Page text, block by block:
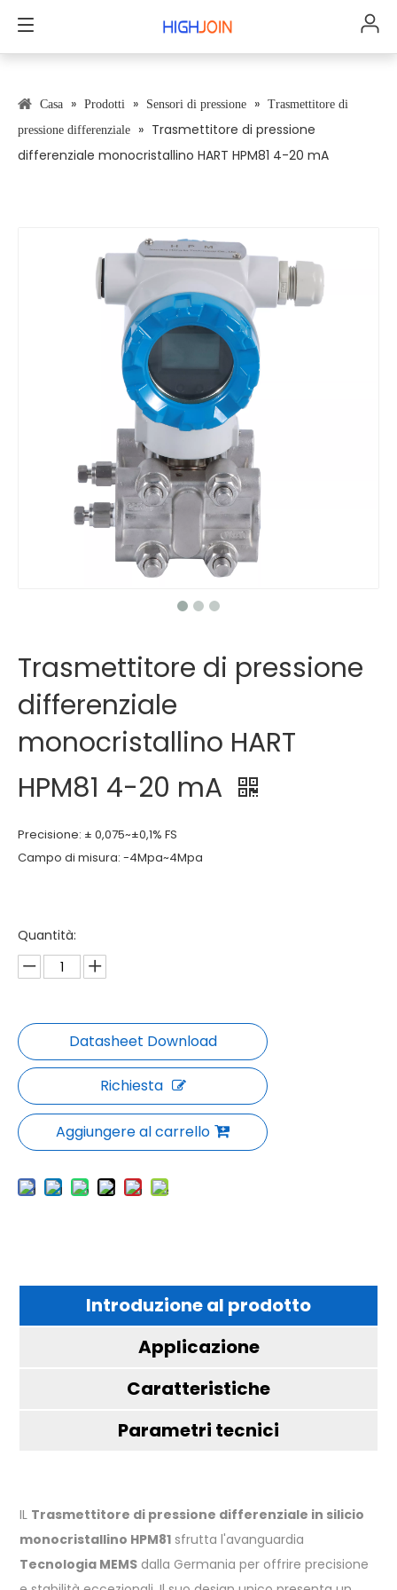
Casa » Prodotti » Sensori di pressione » Trasmettitore di
pressione differenziale
» Trasmettitore di pressione
differenziale monocristallino HART HPM81 4-20 mA
Trasmettitore di pressione
differenziale
monocristallino HART
HPM81 4-20 mA
Precisione: ± 0,075~±0,1% FS
Campo di misura: -4Mpa~4Mpa
Quantità:
Richiesta
Aggiungere al carrello
Introduzione al prodotto
Applicazione
Caratteristiche
Parametri tecnici
IL Trasmettitore di pressione differenziale in silicio
monocristallino HPM81 sfrutta l'avanguardia
Tecnologia MEMS dalla Germania per offrire precisione